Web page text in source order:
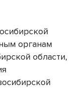
органам
области,